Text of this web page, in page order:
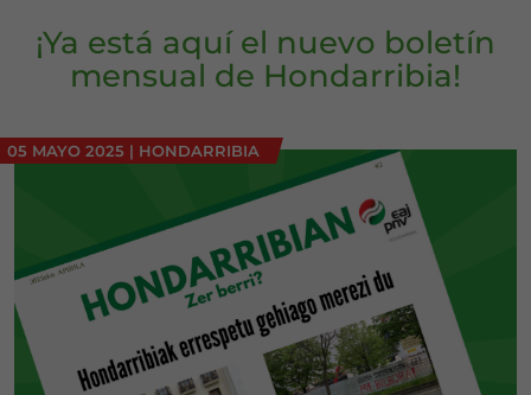
¡Ya está aquí el nuevo boletín
mensual de Hondarribia!
05 MAYO 2025 | HONDARRIBIA